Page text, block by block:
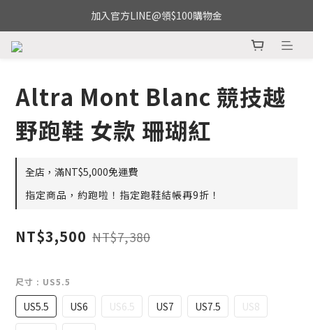
加入官方LINE@領$100購物金
Altra Mont Blanc 競技越
野跑鞋 女款 珊瑚紅
全店，滿NT$5,000免運費
指定商品，約跑啦！指定跑鞋結帳再9折！
NT$3,500 NT$7,380
尺寸 : US5.5
US5.5 US6 US6.5 US7 US7.5
US8